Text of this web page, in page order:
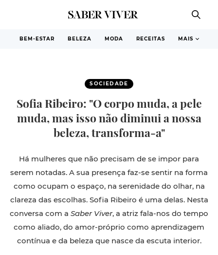
BEM-ESTAR BELEZA MODA RECEITAS MAIS
SOCIEDADE
Sofia Ribeiro: "O corpo muda, a pele
muda, mas isso não diminui a nossa
beleza, transforma-a"
Há mulheres que não precisam de se impor para
serem notadas. A sua presença faz-se sentir na forma
como ocupam o espaço, na serenidade do olhar, na
clareza das escolhas. Sofia Ribeiro é uma delas. Nesta
conversa com a Saber Viver, a atriz fala-nos do tempo
como aliado, do amor-próprio como aprendizagem
contínua e da beleza que nasce da escuta interior.